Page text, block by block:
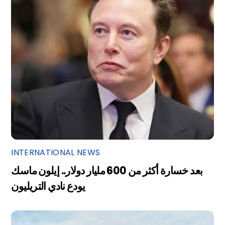
INTERNATIONAL NEWS
بعد خسارة أكثر من 600 مليار دولار.. إيلون ماسك
يودع نادي التريليون